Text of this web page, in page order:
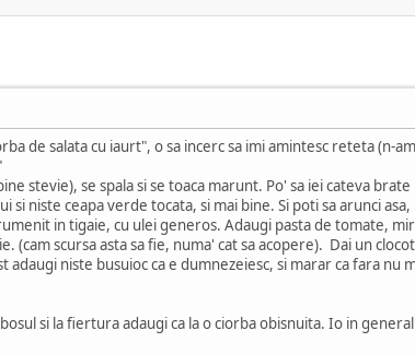
de salata cu iaurt", o sa incerc sa imi amintesc reteta (n-
stevie), se spala si se toaca marunt. Po' sa iei cateva
si niste ceapa verde tocata, si mai bine. Si poti sa arunci
in tigaie, cu ulei generos. Adaugi pasta de tomate,
scursa asta sa fie, numa' cat sa acopere). Dai un
adaugi niste busuioc ca e dumnezeiesc, si marar ca fara nu
si la fiertura adaugi ca la o ciorba obisnuita. Io in